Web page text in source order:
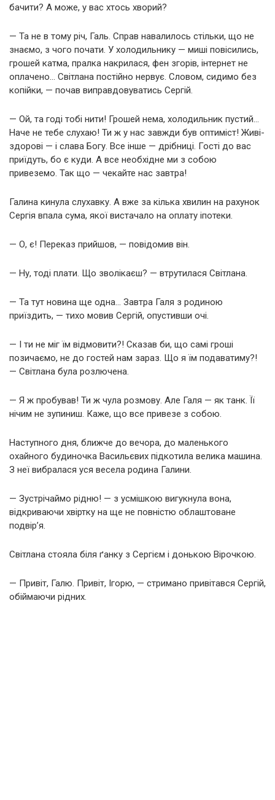
бачити? А може, у вас хтось хворий?
— Та не в тому річ, Галь. Справ навалилось стільки, що не
знаємо, з чого почати. У холодильнику — миші повісились,
грошей катма, пралка накрилася, фен згорів, інтернет не
оплачено… Світлана постійно нервує. Словом, сидимо без
копійки, — почав виправдовуватись Сергій.
— Ой, та годі тобі нити! Грошей нема, холодильник пустий…
Наче не тебе слухаю! Ти ж у нас завжди був оптиміст! Живі-
здорові — і слава Богу. Все інше — дрібниці. Гості до вас
приїдуть, бо є куди. А все необхідне ми з собою
привеземо. Так що — чекайте нас завтра!
Галина кинула слухавку. А вже за кілька хвилин на рахунок
Сергія впала сума, якої вистачало на оплату іпотеки.
— О, є! Переказ прийшов, — повідомив він.
— Ну, тоді плати. Що зволікаєш? — втрутилася Світлана.
— Та тут новина ще одна… Завтра Галя з родиною
приїздить, — тихо мовив Сергій, опустивши очі.
— І ти не міг їм відмовити?! Сказав би, що самі гроші
позичаємо, не до гостей нам зараз. Що я їм подаватиму?!
— Світлана була розлючена.
— Я ж пробував! Ти ж чула розмову. Але Галя — як танк. Її
нічим не зупиниш. Каже, що все привезе з собою.
Наступного дня, ближче до вечора, до маленького
охайного будиночка Васильєвих підкотила велика машина.
З неї вибралася уся весела родина Галини.
— Зустрічаймо рідню! — з усмішкою вигукнула вона,
відкриваючи хвіртку на ще не повністю облаштоване
подвір’я.
Світлана стояла біля ґанку з Сергієм і донькою Вірочкою.
— Привіт, Галю. Привіт, Ігорю, — стримано привітався Сергій,
обіймаючи рідних.